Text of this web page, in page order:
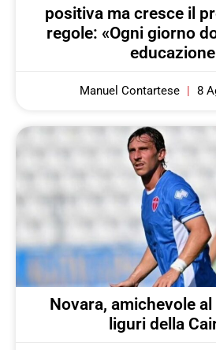
positiva ma cresce il
regole: «Ogni giorno
Manuel Contartese 8
Novara, amichevole al
liguri della